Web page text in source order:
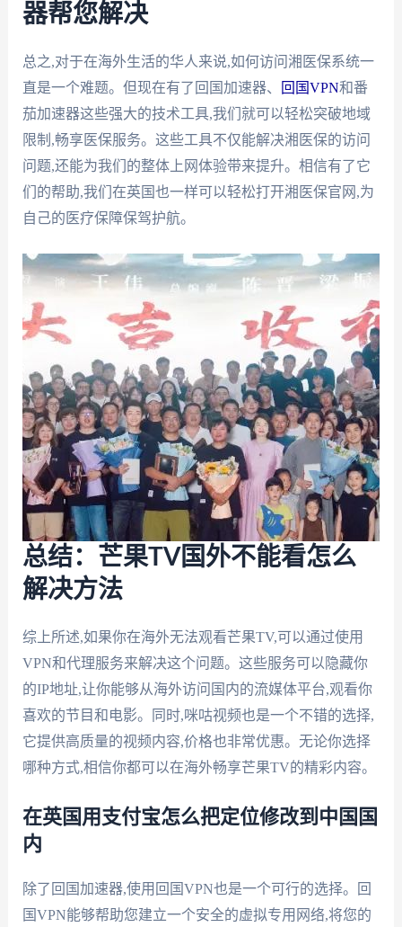
器帮您解决
总之,对于在海外生活的华人来说,如何访问湘医保系统一
直是一个难题。但现在有了回国加速器、
回国VPN和番
茄加速器这些强大的技术工具,我们就可以轻松突破地域
限制,畅享医保服务。这些工具不仅能解决湘医保的访问
问题,还能为我们的整体上网体验带来提升。相信有了它
们的帮助,我们在英国也一样可以轻松打开湘医保官网,为
自己的医疗保障保驾护航。
总结：芒果TV国外不能看怎么
解决方法
综上所述,如果你在海外无法观看芒果TV,可以通过使用
VPN和代理服务来解决这个问题。这些服务可以隐藏你
的IP地址,让你能够从海外访问国内的流媒体平台,观看你
喜欢的节目和电影。同时,咪咕视频也是一个不错的选择,
它提供高质量的视频内容,价格也非常优惠。无论你选择
哪种方式,相信你都可以在海外畅享芒果TV的精彩内容。
在英国用支付宝怎么把定位修改到中国国
内
除了回国加速器,使用回国VPN也是一个可行的选择。回
国VPN能够帮助您建立一个安全的虚拟专用网络,将您的